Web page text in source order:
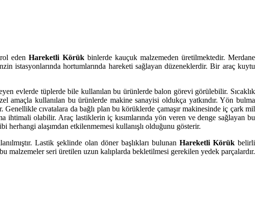
edenHareketli Körükbinlerde kauçuk malzemeden üretilmektedir. Merdane
istasyonlarında hortumlarında hareketi sağlayan düzeneklerdir. Bir araç kuytu
evlerde tüplerde bile kullanılan bu ürünlerde balon görevi görülebilir. Sıcaklık
amaçla kullanılan bu ürünlerde makine sanayisi oldukça yatkındır. Yön bulma
cıvatalara da bağlı plan bu körüklerde çamaşır makinesinde iç çark mil
ihtimali olabilir. Araç lastiklerin iç kısımlarında yön veren ve denge sağlayan bu
herhangi alaşımdan etkilenmemesi kullanışlı olduğunu gösterir.
Lastik şeklinde olan döner başlıkları bulunanHareketli Körük belirli
malzemeler seri üretilen uzun kalıplarda bekletilmesi gerekilen yedek parçalardır.